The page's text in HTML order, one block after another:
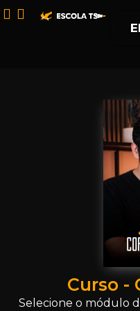
Curso -
Selecione o módulo